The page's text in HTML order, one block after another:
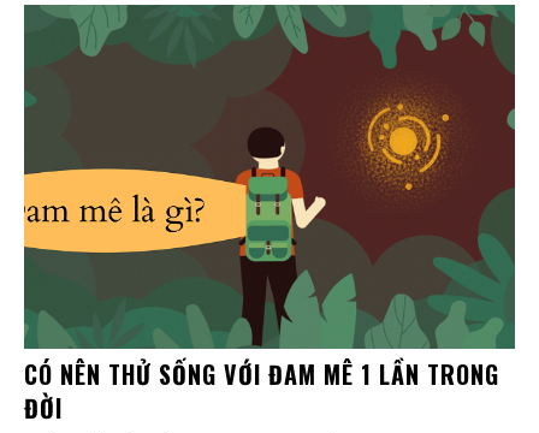
CÓ NÊN THỬ SỐNG VỚI ĐAM MÊ 1 LẦN TRONG
ĐỜI